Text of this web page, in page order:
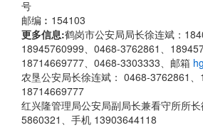
号
邮编︰154103
更多信息:鹤岗市公安局局长徐连斌：
18945760999、0468-3762861、
18714669777、0468-3303333、邮箱
农垦公安局长徐连斌： 0468-3762861、
18714669777
红兴隆管理局公安局副局长兼看守所所
5860321、手机 13903644118